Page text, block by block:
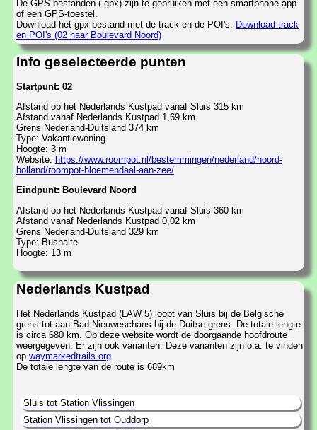
De GPS bestanden (.gpx) zijn te gebruiken met een smartphone-app
of een GPS-toestel.
Download het gpx bestand met de track en de POI's: Download track
en POI's (02 naar Boulevard Noord)
Info geselecteerde punten
Startpunt: 02
Afstand op het Nederlands Kustpad vanaf Sluis 315 km
Afstand vanaf Nederlands Kustpad 1,69 km
Grens Nederland-Duitsland 374 km
Type: Vakantiewoning
Hoogte: 3 m
Website: https://www.roompot.nl/bestemmingen/nederland/noord-
holland/roompot-bloemendaal-aan-zee/
Eindpunt: Boulevard Noord
Afstand op het Nederlands Kustpad vanaf Sluis 360 km
Afstand vanaf Nederlands Kustpad 0,02 km
Grens Nederland-Duitsland 329 km
Type: Bushalte
Hoogte: 13 m
Nederlands Kustpad
Het Nederlands Kustpad (LAW 5) loopt van Sluis bij de Belgische
grens tot aan Bad Nieuweschans bij de Duitse grens. De totale lengte
is circa 680 km. Op deze website wordt de doorgaande hoofdroute
weergegeven. Er zijn ook varianten. Deze varianten zijn o.a. te vinden
op waymarkedtrails.org
De totale lengte van de route is 689km
Sluis tot Station Vlissingen
Station Vlissingen tot Ouddorp